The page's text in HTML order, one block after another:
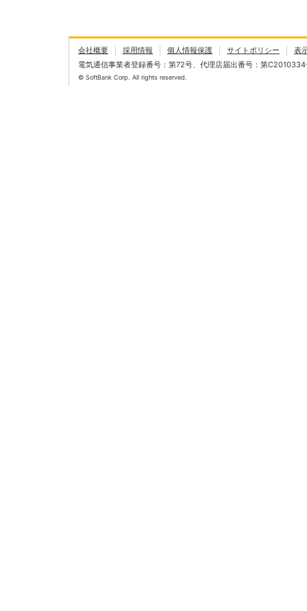
会社概要 採用情報 個人情報保護 サイトポリシー
表
電気通信事業者登録番号：第72号、代理店届出番号：第C2010334
© SoftBank Corp. All rights reserved.